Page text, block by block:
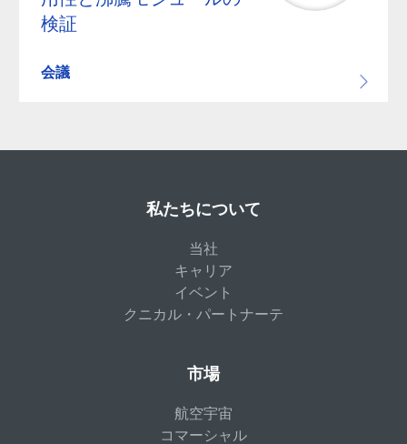
検証
会議
私たちについて
当社
キャリア
イベント
クニカル・パートナーテ
市場
航空宇宙
コマーシャル